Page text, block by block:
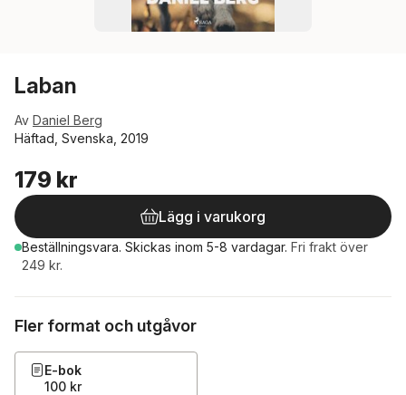
Laban
Av Daniel Berg
Häftad, Svenska, 2019
179 kr
Lägg i varukorg
Beställningsvara. Skickas inom 5-8 vardagar. Fri frakt över
249 kr.
Fler format och utgåvor
E-bok
100 kr